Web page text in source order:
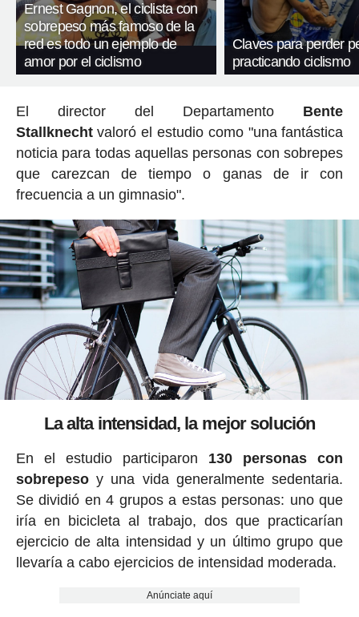
Ernest Gagnon, el ciclista con
sobrepeso más famoso de la
red es todo un ejemplo de
amor por el ciclismo
Claves para perder
practicando ciclismo
El director del Departamento Bente
Stallknechtvaloró el estudio como "una fantástica
noticia para todas aquellas personas con sobrepes
que carezcan de tiempo o ganas de ir con
frecuencia a un gimnasio".
La alta intensidad, la mejor solución
En el estudio participaron 130 personas con
sobrepesoy una vida generalmente sedentaria.
Se dividió en 4 grupos a estas personas: uno que
iría en bicicleta al trabajo, dos que practicarían
ejercicio de alta intensidad y un último grupo que
llevaría a cabo ejercicios de intensidad moderada.
Anúnciate aquí